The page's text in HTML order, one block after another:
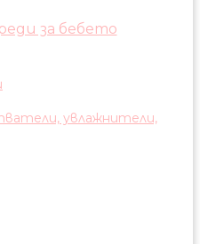
за бебето
увлажнители,